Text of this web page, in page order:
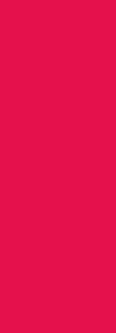
sur nos nouveaux
quartier, nos